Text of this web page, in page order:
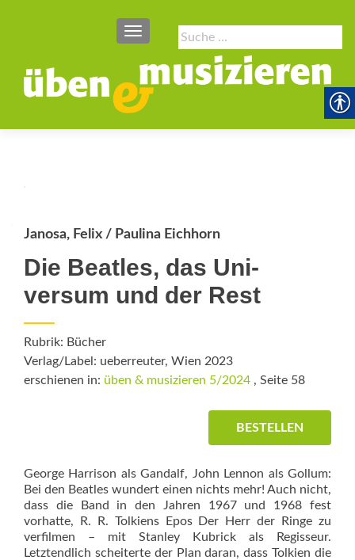
Suche
nach:
SCHALTE NAVIGATION
Janosa, Felix / Paulina Eichhorn
Die Beatles, das Uni­
versum und der Rest
Rubrik: Bücher
Verlag/Label: ueberreuter, Wien 2023
erschienen in: üben & musizieren 5/2024 , Seite 58
BESTELLEN
George Harrison als Gandalf, John Lennon als Gollum:
Bei den Beatles wundert einen nichts mehr! Auch nicht,
dass die Band in den Jahren 1967 und 1968 fest
vorhatte, R. R. Tolkiens Epos Der Herr der Ringe zu
verfilmen – mit Stanley Kubrick als Regisseur.
Letztendlich scheiterte der Plan daran, dass Tolkien die